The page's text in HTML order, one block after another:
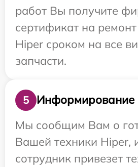
работ Вы получите
сертификат на ремонт
Hiper сроком на все
запчасти.
5
Информирование
Мы сообщим Вам о
Вашей техники Hiper,
сотрудник привезет